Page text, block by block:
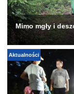
Mimo mgły i
Aktualności